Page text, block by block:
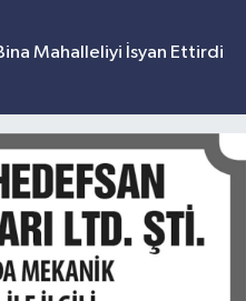
Mahalleliyi İsyan Ettirdi